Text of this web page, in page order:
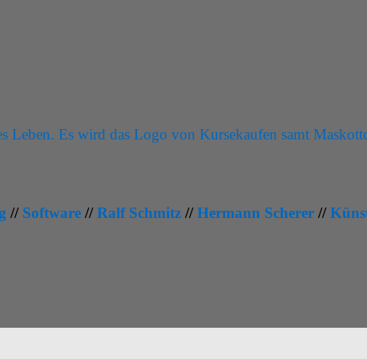
// Software //Ralf Schmitz //Hermann Scherer //